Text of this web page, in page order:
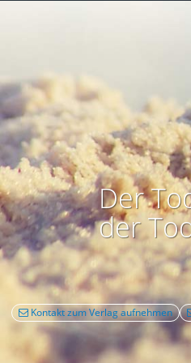
Der
der
Kontakt zum Verlag aufnehmen